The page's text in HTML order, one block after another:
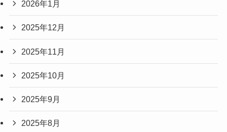
2026年1月
2025年12月
2025年11月
2025年10月
2025年9月
2025年8月